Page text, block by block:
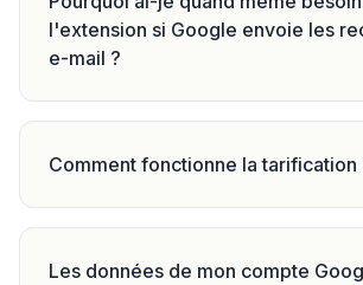
l'extension si Google envoie les
e-mail ?
Comment fonctionne la tarification
Les données de mon compte